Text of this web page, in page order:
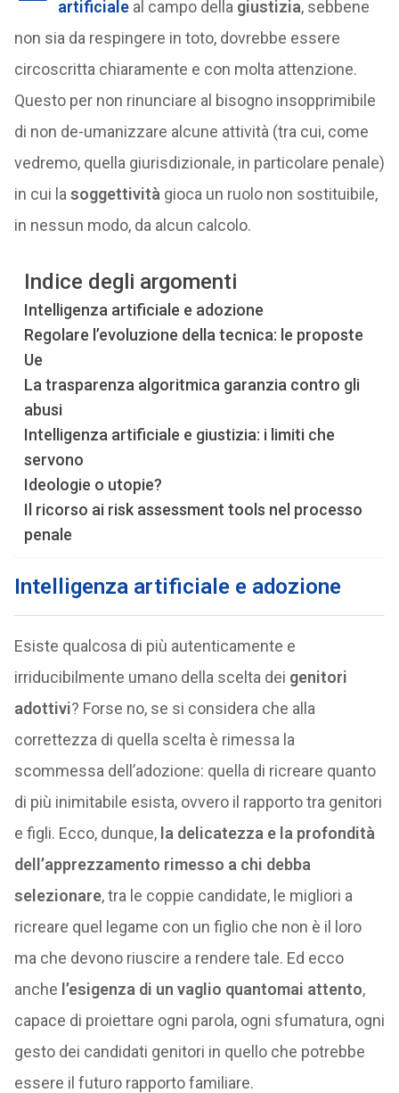
artificialeal campo della giustizia, sebbene
non sia da respingere in toto, dovrebbe essere
circoscritta chiaramente e con molta attenzione.
Questo per non rinunciare al bisogno insopprimibile
di non de-umanizzare alcune attività (tra cui, come
vedremo, quella giurisdizionale, in particolare penale)
in cui la soggettività gioca un ruolo non sostituibile,
in nessun modo, da alcun calcolo.
Indice degli argomenti
Intelligenza artificiale e adozione
Regolare l’evoluzione della tecnica: le proposte
Ue
La trasparenza algoritmica garanzia contro gli
abusi
Intelligenza artificiale e giustizia: i limiti che
servono
Ideologie o utopie?
Il ricorso ai risk assessment tools nel processo
penale
Intelligenza artificiale e adozione
Esiste qualcosa di più autenticamente e
irriducibilmente umano della scelta dei genitori
adottivi? Forse no, se si considera che alla
correttezza di quella scelta è rimessa la
scommessa dell’adozione: quella di ricreare quanto
di più inimitabile esista, ovvero il rapporto tra genitori
e figli. Ecco, dunque, la delicatezza e la profondità
dell’apprezzamento rimesso a chi debba
selezionare, tra le coppie candidate, le migliori a
ricreare quel legame con un figlio che non è il loro
ma che devono riuscire a rendere tale. Ed ecco
anche l’esigenza di un vaglio quantomai attento,
capace di proiettare ogni parola, ogni sfumatura, ogni
gesto dei candidati genitori in quello che potrebbe
essere il futuro rapporto familiare.